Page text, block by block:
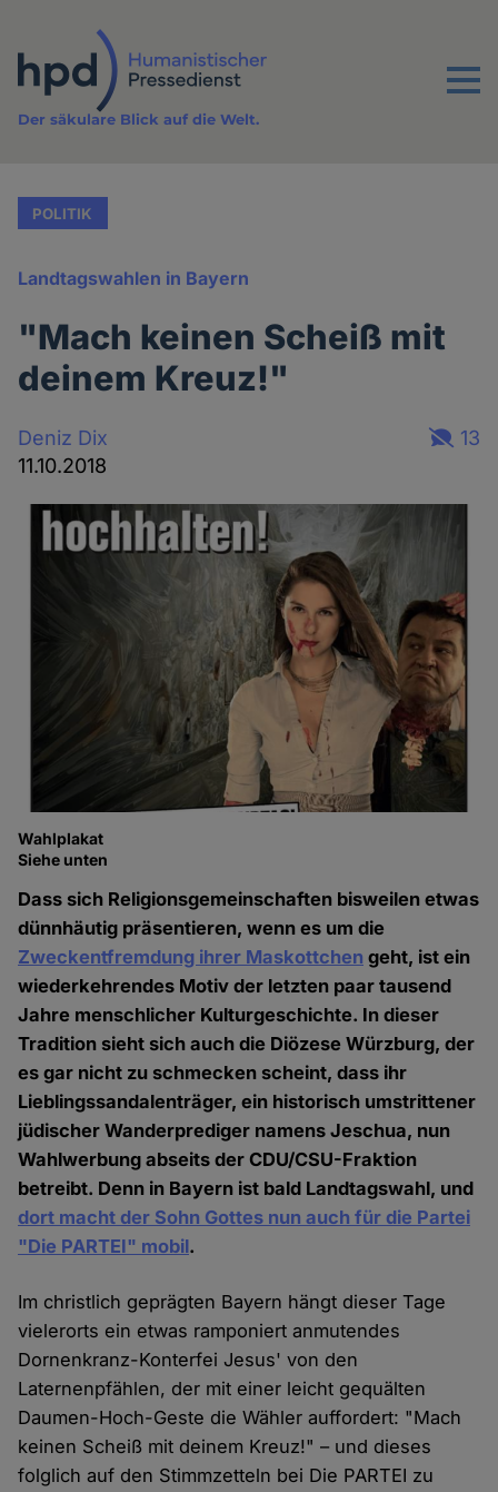
Inhalt
Menu
Der säkulare Blick auf die Welt.
POLITIK
Landtagswahlen in Bayern
"Mach keinen Scheiß mit
deinem Kreuz!"
Deniz Dix
11.10.2018
13
Wahlplakat
Siehe unten
Dass sich Religionsgemeinschaften bisweilen etwas
dünnhäutig präsentieren, wenn es um die
Zweckentfremdung ihrer Maskottchen geht, ist ein
wiederkehrendes Motiv der letzten paar tausend
Jahre menschlicher Kulturgeschichte. In dieser
Tradition sieht sich auch die Diözese Würzburg, der
es gar nicht zu schmecken scheint, dass ihr
Lieblingssandalenträger, ein historisch umstrittener
jüdischer Wanderprediger namens Jeschua, nun
Wahlwerbung abseits der CDU/CSU-Fraktion
betreibt. Denn in Bayern ist bald Landtagswahl, und
dort macht der Sohn Gottes nun auch für die Partei
"Die PARTEI" mobil.
Im christlich geprägten Bayern hängt dieser Tage
vielerorts ein etwas ramponiert anmutendes
Dornenkranz-Konterfei Jesus' von den
Laternenpfählen, der mit einer leicht gequälten
Daumen-Hoch-Geste die Wähler auffordert: "Mach
keinen Scheiß mit deinem Kreuz!" – und dieses
folglich auf den Stimmzetteln bei Die PARTEI zu